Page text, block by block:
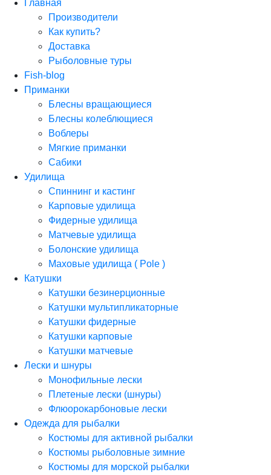
Главная
Производители
Как купить?
Доставка
Рыболовные туры
Fish-blog
Приманки
Блесны вращающиеся
Блесны колеблющиеся
Воблеры
Мягкие приманки
Сабики
Удилища
Спиннинг и кастинг
Карповые удилища
Фидерные удилища
Матчевые удилища
Болонские удилища
Маховые удилища ( Pole )
Катушки
Катушки безинерционные
Катушки мультипликаторные
Катушки фидерные
Катушки карповые
Катушки матчевые
Лески и шнуры
Монофильные лески
Плетеные лески (шнуры)
Флюорокарбоновые лески
Одежда для рыбалки
Костюмы для активной рыбалки
Костюмы рыболовные зимние
Костюмы для морской рыбалки